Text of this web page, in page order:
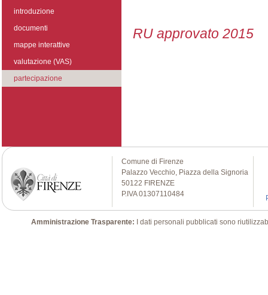
introduzione
documenti
mappe interattive
valutazione (VAS)
partecipazione
RU approvato 2015
Comune di Firenze
Palazzo Vecchio, Piazza della Signoria
50122 FIRENZE
P.IVA 01307110484
Amministrazione Trasparente: I dati personali pubblicati sono